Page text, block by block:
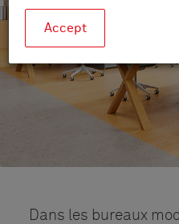
Accept
Dans les bureaux